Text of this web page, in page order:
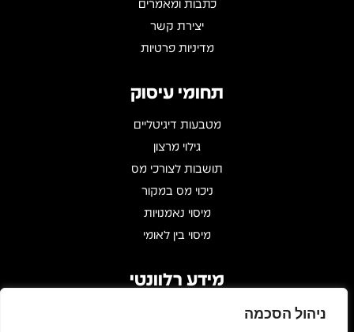
ניהול הסכמה
כתבות ומאמרים
יצירת קשר
מדיניות פרטיות
תחומי עיסוק
מטבעות דיגיטליים
גילוי מרצון
תושבות לצורכי מס
ניכוי מס במקור
מיסוי נאמנויות
מיסוי בין לאומי
מידע רלוונטי
שעות פעילות : 09:00 - 17:00